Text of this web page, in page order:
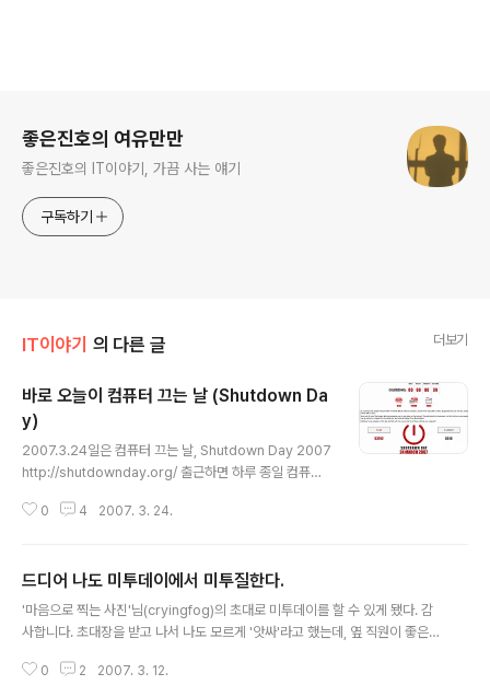
좋은진호의 여유만만
좋은진호의 IT이야기, 가끔 사는 얘기
구독하기
IT이야기 의 다른 글 더보기
바로 오늘이 컴퓨터 끄는 날 (Shutdown Da
y)
2007.3.24일은 컴퓨터 끄는 날, Shutdown Day 2007
http://shutdownday.org/ 출근하면 하루 종일 컴퓨터
늘은 안할 수 있을까? I cannot. 이미 24일 0시부터 컴퓨
-------- 2007.3.24(토) 14:40 내용 추가 ----------
----- '컴퓨터끄는날'로 네이버에서 들어오길래 봤더니 제
일 위에 제글이. 아무래도 오늘은 컴퓨터 끄는 날이 아니고
0 4 2007. 3. 24.
드디어 나도 미투데이에서 미투질한다.
'마음으로 찍는 사진'님(cryingfog)의 초대로 미투데이를 할 수 있게 됐다. 감
사합니다. 초대장을 받고 나서 나도 모르게 '앗싸'라고 했는데, 옆 직원이 좋은
읽어보면 미투데이의 매력을 느낄 수 있을 것이다. 저녁에 미투질(?)을 하다가
0 2 2007. 3. 12.